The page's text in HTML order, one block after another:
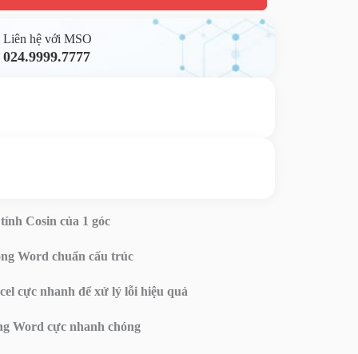
Liên hệ với MSO
024.9999.7777
Cosin của 1 góc
Word chuẩn cấu trúc
cực nhanh để xử lý lỗi hiệu quả
Word cực nhanh chóng